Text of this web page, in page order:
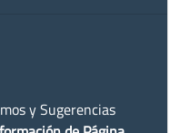
y Sugerencias